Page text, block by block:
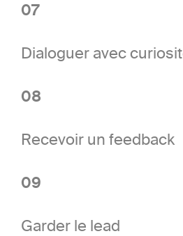
07
Dialoguer avec
08
Recevoir un feedback
09
Garder le lead